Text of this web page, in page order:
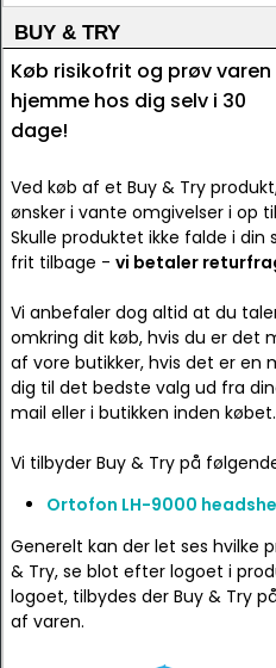
BUY & TRY
Køb risikofrit og prøv varen
hjemme hos dig selv i 30
dage!
Ved køb af et Buy & Try
ønsker i vante omgivelser i op
Skulle produktet ikke falde i
frit tilbage - vi betaler
Vi anbefaler dog altid at du
omkring dit køb, hvis du er det
af vore butikker, hvis det er en
dig til det bedste valg ud fra
mail eller i butikken inden købet.
Vi tilbyder Buy & Try på
Ortofon LH-9000
Generelt kan der let ses hvilke
& Try, se blot efter logoet i
logoet, tilbydes der Buy & Try
af varen.